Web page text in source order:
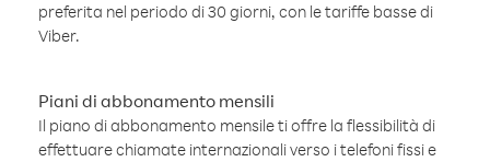
preferita nel periodo di 30 giorni, con le tariffe basse di
Viber.
Piani di abbonamento mensili
Il piano di abbonamento mensile ti offre la flessibilità di
effettuare chiamate internazionali verso i telefoni fissi e